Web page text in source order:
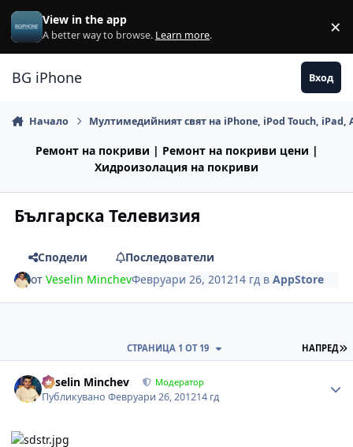
Премини към съдържанието
View in the app
A better way to browse. Learn more. ×
BG iPhone Вход
Начало Мултимедийният свят на iPhone, iPod Touch, iPad,
Ремонт на покриви | Ремонт на покриви цени |
Хидроизолация на покриви
Българска Телевизия
Сподели
Последователи
отVeselin MinchevФевруари 26, 201214 гд вAppStore
НАПРЕД
СТРАНИЦА 1 ОТ 19
Veselin Minchev Модератор
ПубликуваноФевруари 26, 201214 гд